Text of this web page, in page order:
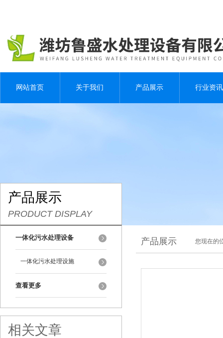
网站首页 关于我们 产品展示 行业资讯
产品展示
PRODUCT DISPLAY
一体化污水处理设备
一体化污水处理设施
查看更多
相关文章
产品展示 您现在的